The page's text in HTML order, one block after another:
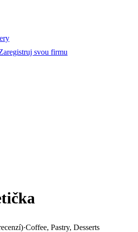
svou firmu
)·Coffee, Pastry, Desserts